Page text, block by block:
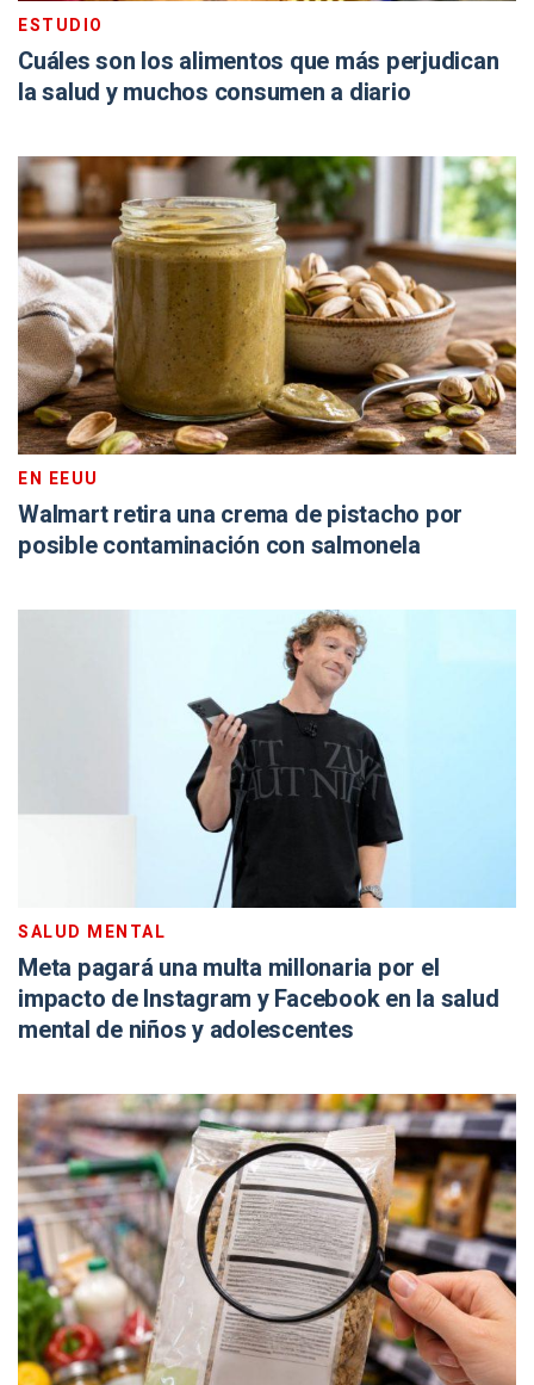
ESTUDIO
Cuáles son los alimentos que más perjudican
la salud y muchos consumen a diario
EN EEUU
Walmart retira una crema de pistacho por
posible contaminación con salmonela
SALUD MENTAL
Meta pagará una multa millonaria por el
impacto de Instagram y Facebook en la salud
mental de niños y adolescentes